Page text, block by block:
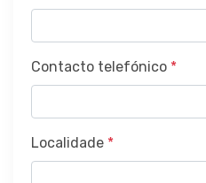
Contacto telefónico *
Localidade *